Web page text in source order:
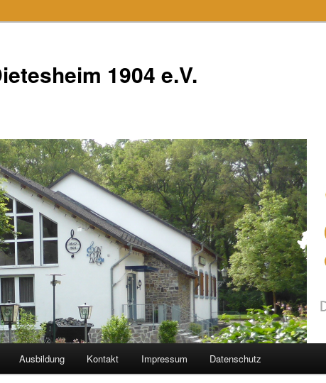
1904 e.V.
Ausbildung Kontakt Impressum Datenschutz